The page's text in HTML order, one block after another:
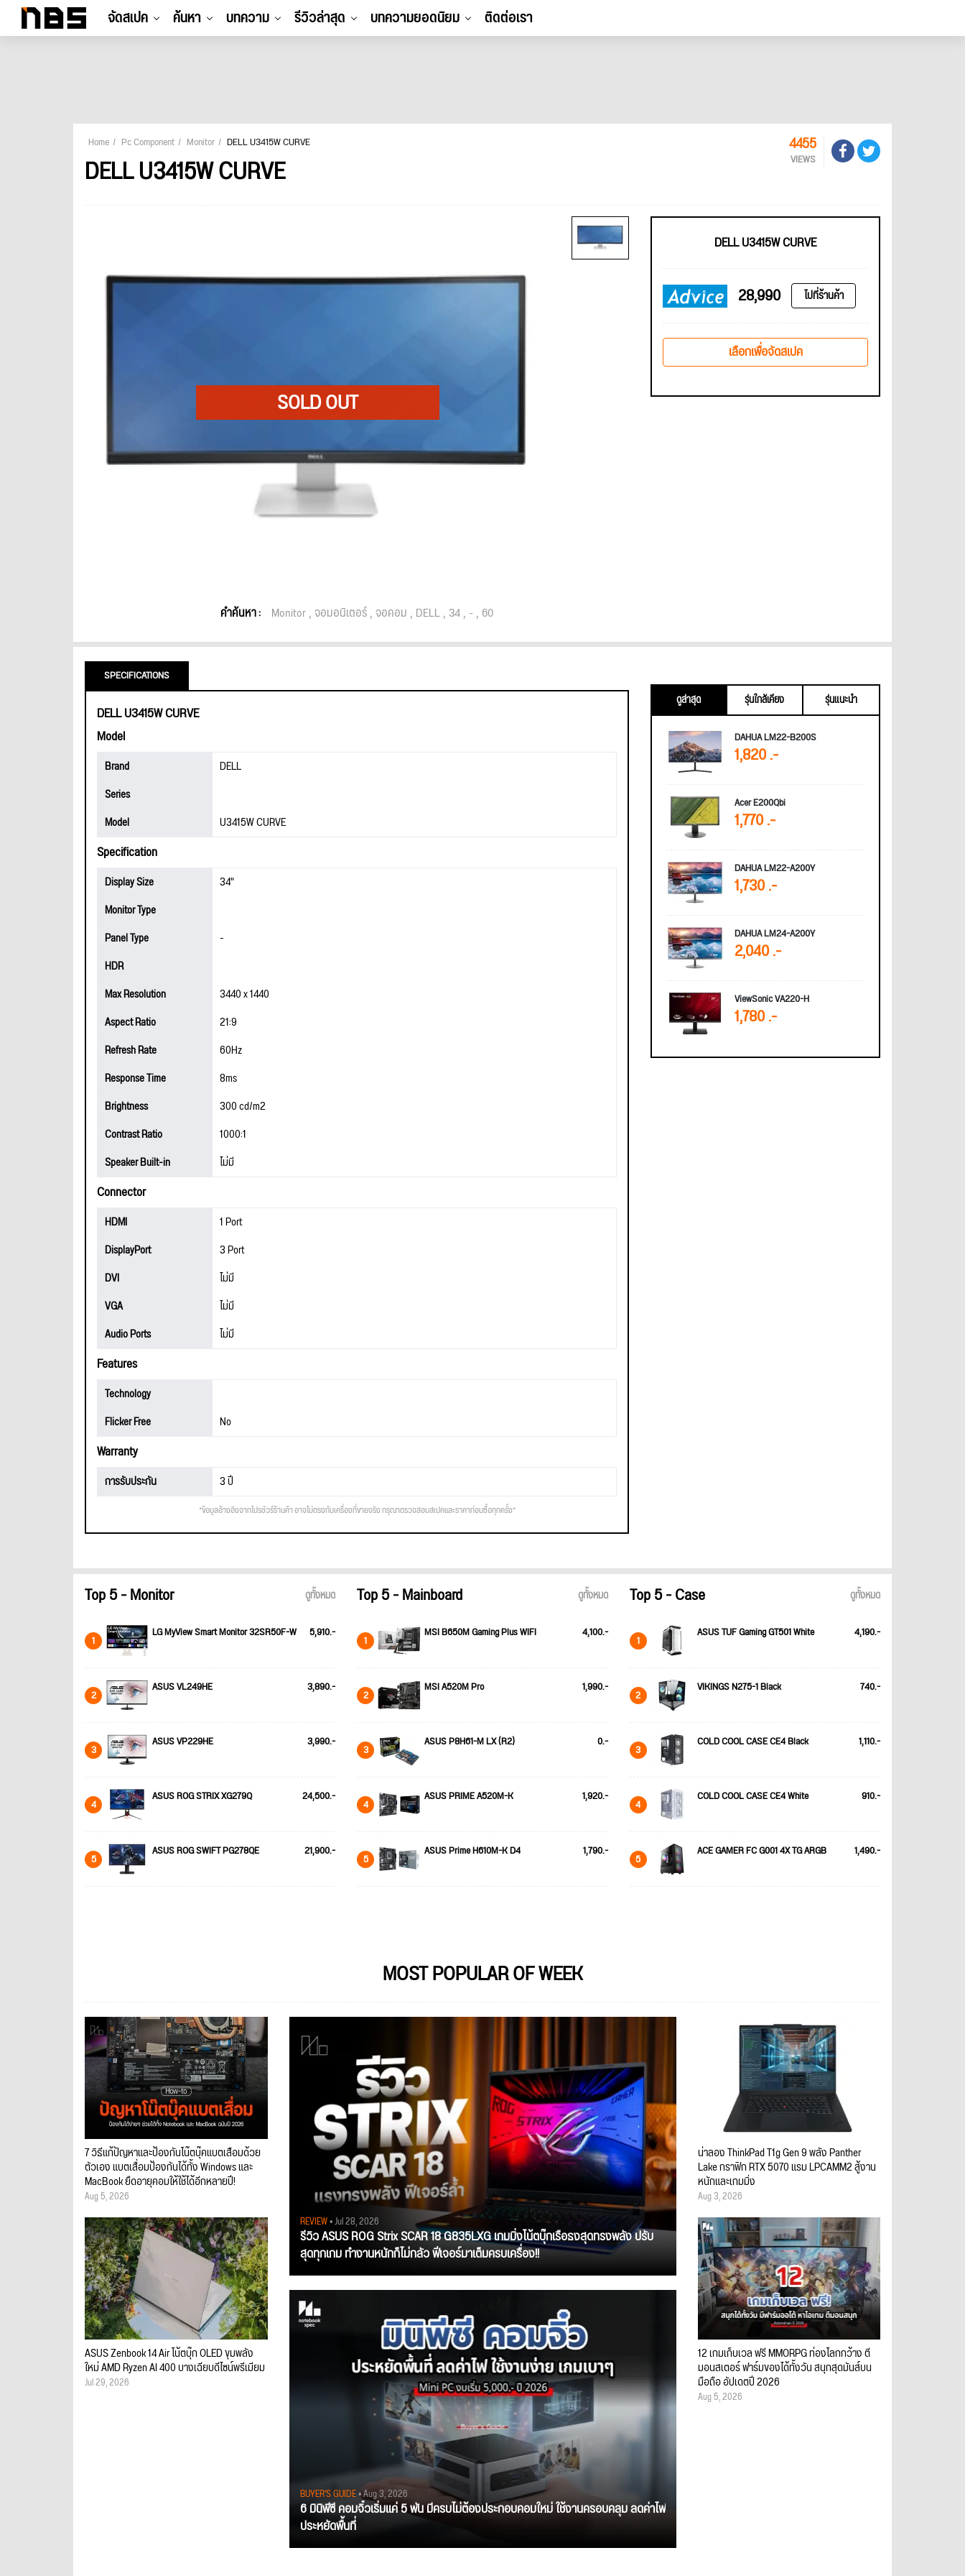
จัดสเปค ค้นหา บทความ รีวิวล่าสุด บทความยอดนิยม ติดต่อเรา
Home Pc Component Monitor DELL U3415W CURVE
DELL U3415W CURVE
4455
VIEWS
คำค้นหา : Monitor จอมอนิเตอร์ จอคอม DELL 34 - 60
DELL U3415W CURVE
28,990 ไปที่ร้านค้า
เลือกเพื่อจัดสเปค
SPECIFICATIONS
DELL U3415W CURVE
Model
Brand
DELL
Series
Model
U3415W CURVE
Specification
Display Size
34"
Monitor Type
Panel Type
-
HDR
Max Resolution
3440 x 1440
Aspect Ratio
21:9
Refresh Rate
60Hz
Response Time
8ms
Brightness
300 cd/m2
Contrast Ratio
1000:1
Speaker Built-in
ไม่มี
Connector
HDMI
1 Port
DisplayPort
3 Port
DVI
ไม่มี
VGA
ไม่มี
Audio Ports
ไม่มี
Features
Technology
Flicker Free
No
Warranty
การรับประกัน 3 ปี
*ข้อมูลอ้างอิงจากโปรชัวร์ร้านค้า อาจไม่ตรงกับเครื่องที่ขายจริง กรุณาตรวจสอบสเปคและราคาก่อนซื้อทุกครั้ง*
ดูล่าสุด รุ่นใกล้เคียง
รุ่นแนะนำ
DAHUA LM22-B200S
1,820 .-
Acer E200Qbi
1,770 .-
DAHUA LM22-A200Y
1,730 .-
DAHUA LM24-A200Y
2,040 .-
ViewSonic VA220-H
1,780 .-
Top 5 - Monitor ดูทั้งหมด
1 LG MyView Smart Monitor 32SR50F-W 5,910.-
2 ASUS VL249HE 3,890.-
3 ASUS VP229HE 3,990.-
4 ASUS ROG STRIX XG279Q 24,500.-
5 ASUS ROG SWIFT PG278QE 21,900.-
Top 5 - Mainboard ดูทั้งหมด
1 MSI B650M Gaming Plus WIFI 4,100.-
2 MSI A520M Pro 1,990.-
3 ASUS P8H61-M LX (R2) 0.-
4 ASUS PRIME A520M-K 1,920.-
5 ASUS Prime H610M-K D4 1,790.-
Top 5 - Case ดูทั้งหมด
1 ASUS TUF Gaming GT501 White 4,190.-
2 VIKINGS N275-1 Black 740.-
3 COLD COOL CASE CE4 Black 1,110.-
4 COLD COOL CASE CE4 White 910.-
5 ACE GAMER FC G001 4X TG ARGB 1,490.-
MOST POPULAR OF WEEK
REVIEW• Jul 28, 2026
รีวิว ASUS ROG Strix SCAR 18 G835LXG เกมมิ่งโน้ตบุ๊กเรือธงสุดทรงพลัง ปรับ
สุดทุกเกม ทำงานหนักก็ไม่กลัว ฟีเจอร์มาเต็มครบเครื่อง!!
BUYER'S GUIDE• Aug 3, 2026
6 มินิพีซี คอมจิ๋วเริ่มแค่ 5 พัน มีครบไม่ต้องประกอบคอมใหม่ ใช้งานครอบคลุม ลดค่าไฟ
ประหยัดพื้นที่
7 วิธีแก้ปัญหาและป้องกันโน๊ตบุ๊คแบตเสื่อมด้วย
ตัวเอง แบตเสื่อมป้องกันได้ทั้ง Windows และ
MacBook ยืดอายุคอมให้ใช้ได้อีกหลายปี!
Aug 5, 2026
ASUS Zenbook 14 Air โน้ตบุ๊ก OLED ขุมพลัง
ใหม่ AMD Ryzen AI 400 บางเฉียบดีไซน์พรีเมียม
Jul 29, 2026
น่าลอง ThinkPad T1g Gen 9 พลัง Panther
Lake กราฟิก RTX 5070 แรม LPCAMM2 สู้งาน
หนักและเกมมิ่ง
Aug 3, 2026
12 เกมเก็บเวล ฟรี MMORPG ท่องโลกกว้าง ตี
มอนสเตอร์ ฟาร์มของได้ทั้งวัน สนุกสุดมันส์บน
มือถือ อัปเดตปี 2026
Aug 5, 2026